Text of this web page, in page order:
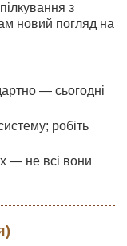
з
новий погляд на
— сьогодні
робіть
— не всі вони